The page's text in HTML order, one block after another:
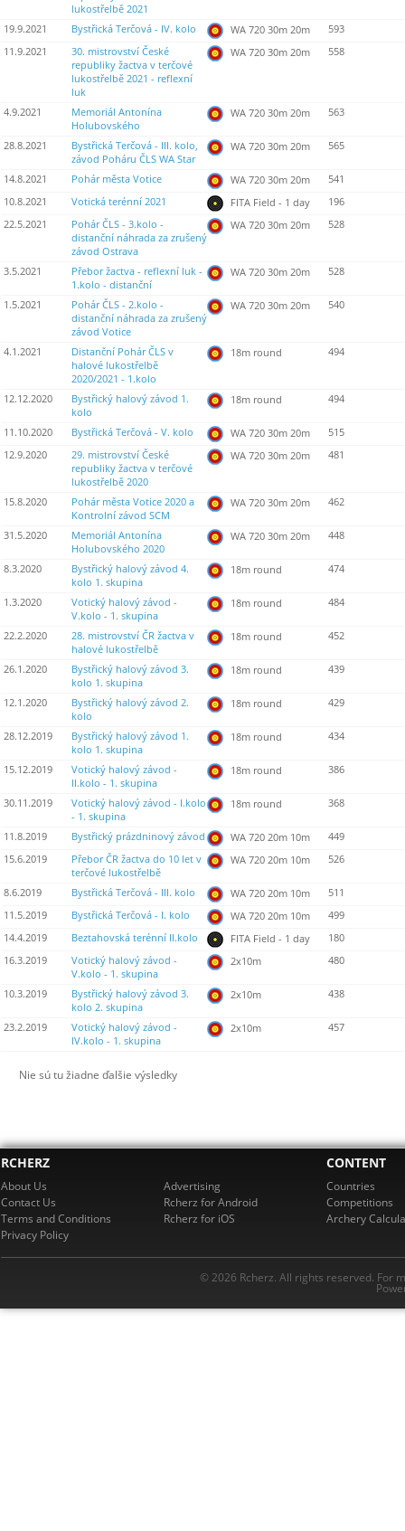
lukostřelbě 2021
19.9.2021 Bystřická Terčová - IV. kolo WA 720 30m 20m
593
11.9.2021
30. mistrovství České
republiky žactva v terčové
lukostřelbě 2021 - reflexní
luk
WA 720 30m 20m 558
4.9.2021
Memoriál Antonína
Holubovského
WA 720 30m 20m 563
28.8.2021
Bystřická Terčová - III. kolo,
závod Poháru ČLS WA Star
WA 720 30m 20m 565
14.8.2021 Pohár města Votice WA 720 30m 20m
541
10.8.2021
Votická terénní 2021 FITA Field - 1 day
196
22.5.2021
Pohár ČLS - 3.kolo -
distanční náhrada za zrušený
závod Ostrava
WA 720 30m 20m 528
3.5.2021
Přebor žactva - reflexní luk -
1.kolo - distanční
WA 720 30m 20m 528
1.5.2021
Pohár ČLS - 2.kolo -
distanční náhrada za zrušený
závod Votice
WA 720 30m 20m 540
4.1.2021
Distanční Pohár ČLS v
halové lukostřelbě
2020/2021 - 1.kolo
18m round 494
12.12.2020
Bystřický halový závod 1.
kolo
18m round 494
11.10.2020 Bystřická Terčová - V. kolo WA 720 30m 20m
515
12.9.2020
29. mistrovství České
republiky žactva v terčové
lukostřelbě 2020
WA 720 30m 20m 481
15.8.2020
Pohár města Votice 2020 a
Kontrolní závod SCM
WA 720 30m 20m 462
31.5.2020
Memoriál Antonína
Holubovského 2020
WA 720 30m 20m 448
8.3.2020
Bystřický halový závod 4.
kolo 1. skupina
18m round 474
1.3.2020
Votický halový závod -
V.kolo - 1. skupina
18m round 484
22.2.2020
28. mistrovství ČR žactva v
halové lukostřelbě
18m round 452
26.1.2020
Bystřický halový závod 3.
kolo 1. skupina
18m round 439
12.1.2020
Bystřický halový závod 2.
kolo
18m round 429
28.12.2019
Bystřický halový závod 1.
kolo 1. skupina
18m round 434
15.12.2019
Votický halový závod -
II.kolo - 1. skupina
18m round 386
30.11.2019
Votický halový závod - I.kolo
- 1. skupina
18m round 368
11.8.2019 Bystřický prázdninový závod WA 720 20m 10m
449
15.6.2019
Přebor ČR žactva do 10 let v
terčové lukostřelbě
WA 720 20m 10m 526
8.6.2019 Bystřická Terčová - III. kolo WA 720 20m 10m
511
11.5.2019
Bystřická Terčová - I. kolo WA 720 20m 10m
499
14.4.2019
Beztahovská terénní II.kolo FITA Field - 1 day
180
16.3.2019
Votický halový závod -
V.kolo - 1. skupina
2x10m 480
10.3.2019
Bystřický halový závod 3.
kolo 2. skupina
2x10m 438
23.2.2019
Votický halový závod -
IV.kolo - 1. skupina
2x10m 457
Nie sú tu žiadne ďalšie výsledky
RCHERZ
About Us
Contact Us
Terms and Conditions
Privacy Policy
Advertising
Rcherz for Android
Rcherz for iOS
CONTENT
Countries
Competitions
Archery
© 2026 Rcherz. All rights reserved. For